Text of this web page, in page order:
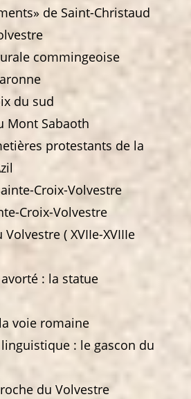
de Saint-Christaud
commingeoise
du sud
Mont Sabaoth
protestants de la
Croix-Volvestre
Croix-Volvestre
( XVIIe-XVIIIe
: la statue
voie romaine
: le gascon du
du Volvestre